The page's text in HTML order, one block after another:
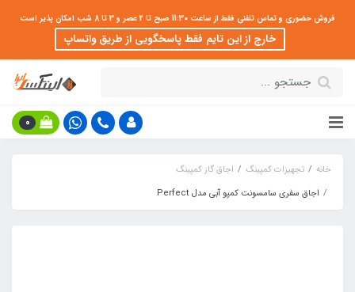
فروش حضوری و تماس تلفنی فقط از ساعت 11:30 صبح تا 2 عصر و 3 تا 8 شب امکان پذیر است
خارج از این تایم فقط پاسخگویی از طریق واتساپ
0
خانه تجهیزات کمپینگ
اجاق گاز کمپینگ
اجاق سفری سامسونت کمپو آبی مدل Perfect